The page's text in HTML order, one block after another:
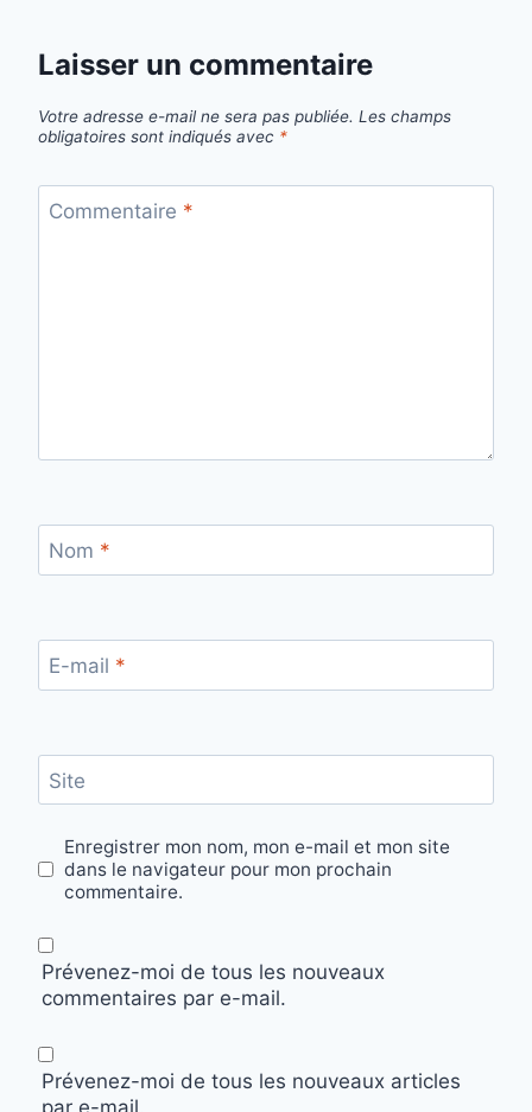
Laisser un commentaire
Votre adresse e-mail ne sera pas publiée. Les champs
obligatoires sont indiqués avec *
Commentaire *
Nom *
E-mail *
Site
Enregistrer mon nom, mon e-mail et mon site
dans le navigateur pour mon prochain
commentaire.
Prévenez-moi de tous les nouveaux
commentaires par e-mail.
Prévenez-moi de tous les nouveaux articles
par e-mail.